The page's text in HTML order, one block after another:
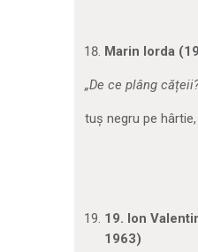
Marin Iorda
„De ce plâng
tuș negru pe
19. Ion
1963)